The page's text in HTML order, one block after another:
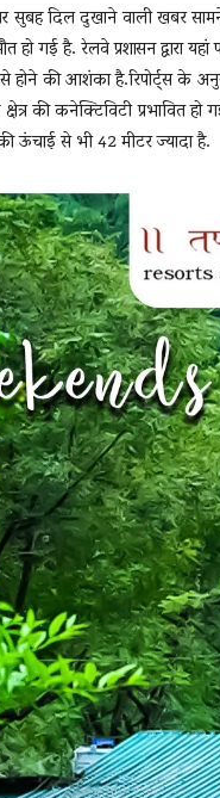
सुबह दिल दुखाने वाली खबर
हो गई है. रेलवे प्रशासन द्वारा
की आशंका है.रिपोर्ट्स के
की कनेक्टिविटी प्रभावित
ऊंचाई से भी 42 मीटर ज्यादा है.